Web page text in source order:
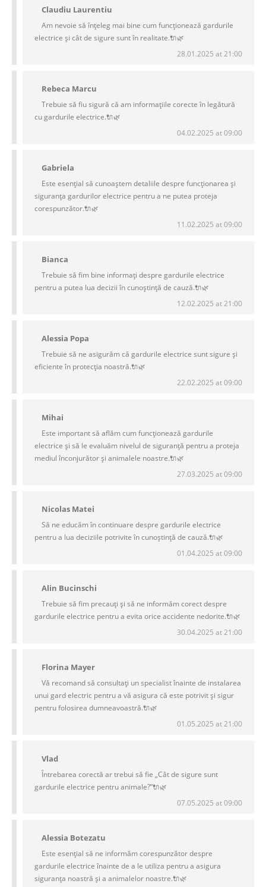
Claudiu Laurentiu
Am nevoie să înțeleg mai bine cum funcționează gardurile
electrice și cât de sigure sunt în realitate.🔌🌿
28.01.2025 at 21:00
Rebeca Marcu
Trebuie să fiu sigură că am informațiile corecte în legătură
cu gardurile electrice.🔌🌿
04.02.2025 at 09:00
Gabriela
Este esențial să cunoaștem detaliile despre funcționarea și
siguranța gardurilor electrice pentru a ne putea proteja
corespunzător.🔌🌿
11.02.2025 at 09:00
Bianca
Trebuie să fim bine informați despre gardurile electrice
pentru a putea lua decizii în cunoștință de cauză.🔌🌿
12.02.2025 at 21:00
Alessia Popa
Trebuie să ne asigurăm că gardurile electrice sunt sigure și
eficiente în protecția noastră.🔌🌿
22.02.2025 at 09:00
Mihai
Este important să aflăm cum funcționează gardurile
electrice și să le evaluăm nivelul de siguranță pentru a proteja
mediul înconjurător și animalele noastre.🔌🌿
27.03.2025 at 09:00
Nicolas Matei
Să ne educăm în continuare despre gardurile electrice
pentru a lua deciziile potrivite în cunoștință de cauză.🔌🌿
01.04.2025 at 09:00
Alin Bucinschi
Trebuie să fim precauți și să ne informăm corect despre
gardurile electrice pentru a evita orice accidente nedorite.🔌🌿
30.04.2025 at 21:00
Florina Mayer
Vă recomand să consultați un specialist înainte de instalarea
unui gard electric pentru a vă asigura că este potrivit și sigur
pentru folosirea dumneavoastră.🔌🌿
01.05.2025 at 21:00
Vlad
Întrebarea corectă ar trebui să fie „Cât de sigure sunt
gardurile electrice pentru animale?”🔌🌿
07.05.2025 at 09:00
Alessia Botezatu
Este esențial să ne informăm corespunzător despre
gardurile electrice înainte de a le utiliza pentru a asigura
siguranța noastră și a animalelor noastre.🔌🌿